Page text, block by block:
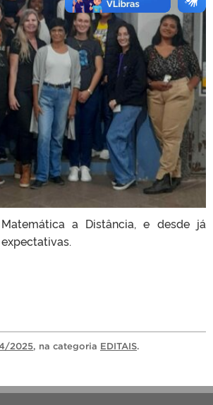
a Distância, e desde já
2025, na categoria EDITAIS.